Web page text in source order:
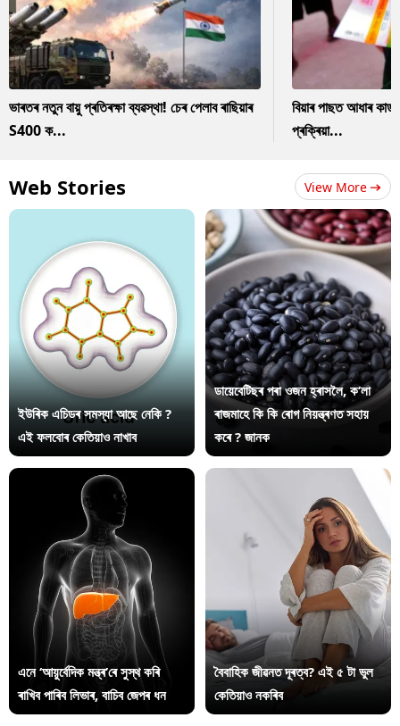
ভাৰতৰ নতুন বায়ু প্ৰতিৰক্ষা ব্যৱস্থা! চেৰ পেলাব ৰাছিয়াৰ
S400 ক...
বিয়াৰ পাছত আধাৰ
প্ৰক্ৰিয়া...
Web Stories View More
ইউৰিক এচিডৰ সমস্যা আছে নেকি ?
এই ফলবোৰ কেতিয়াও নাখাব
ডায়েবেটিছৰ পৰা ওজন হ্ৰাসলৈ, ক’লা
ৰাজমাহে কি কি ৰোগ নিয়ন্ত্ৰণত সহায়
কৰে ? জানক
এনে ‘আয়ুৰ্বেদিক মন্ত্ৰ’ৰে সুস্থ কৰি
ৰাখিব পাৰিব লিভাৰ, বাচিব জেপৰ ধন
বৈবাহিক জীৱনত দূৰত্ব? এই ৫ টা ভুল
কেতিয়াও নকৰিব